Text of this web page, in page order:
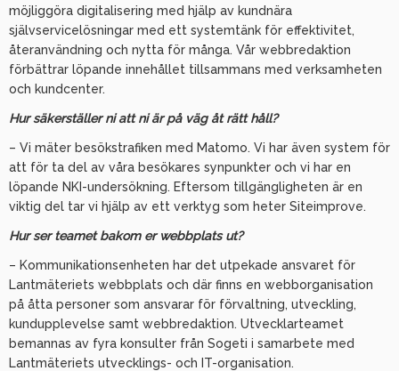
möjliggöra digitalisering med hjälp av kundnära
självservicelösningar med ett systemtänk för effektivitet,
återanvändning och nytta för många. Vår webbredaktion
förbättrar löpande innehållet tillsammans med verksamheten
och kundcenter.
Hur säkerställer ni att ni är på väg åt rätt håll?
– Vi mäter besökstrafiken med Matomo. Vi har även system för
att för ta del av våra besökares synpunkter och vi har en
löpande NKI-undersökning. Eftersom tillgängligheten är en
viktig del tar vi hjälp av ett verktyg som heter Siteimprove.
Hur ser teamet bakom er webbplats ut?
– Kommunikationsenheten har det utpekade ansvaret för
Lantmäteriets webbplats och där finns en webborganisation
på åtta personer som ansvarar för förvaltning, utveckling,
kundupplevelse samt webbredaktion. Utvecklarteamet
bemannas av fyra konsulter från Sogeti i samarbete med
Lantmäteriets utvecklings- och IT-organisation.